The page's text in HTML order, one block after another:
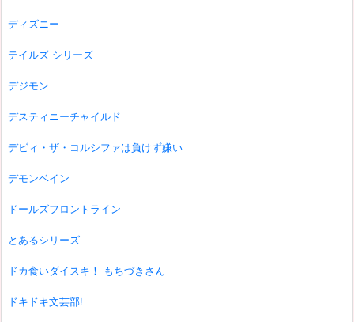
ディズニー
テイルズ シリーズ
デジモン
デスティニーチャイルド
デビィ・ザ・コルシファは負けず嫌い
デモンベイン
ドールズフロントライン
とあるシリーズ
ドカ食いダイスキ！ もちづきさん
ドキドキ文芸部!